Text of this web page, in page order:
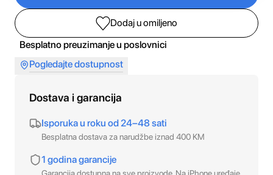
Dodaj u omiljeno
Besplatno preuzimanje u poslovnici
Pogledajte dostupnost
Dostava i garancija
Isporuka u roku od 24–48 sati
Besplatna dostava za narudžbe iznad 400 KM
1 godina garancije